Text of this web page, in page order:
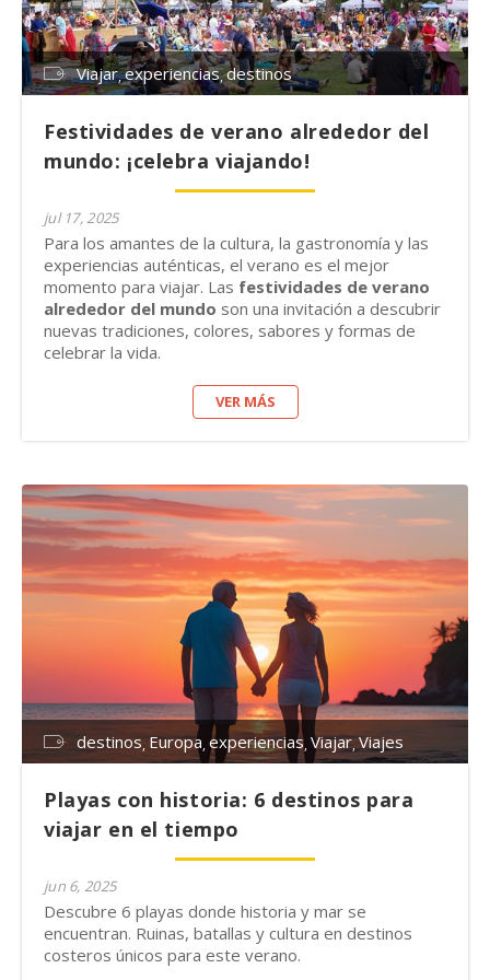
Viajar experiencias destinos
Festividades de verano alrededor del
mundo: ¡celebra viajando!
jul 17, 2025
Para los amantes de la cultura, la gastronomía y las
experiencias auténticas, el verano es el mejor
momento para viajar. Las festividades de verano
alrededor del mundo son una invitación a descubrir
nuevas tradiciones, colores, sabores y formas de
celebrar la vida.
VER MÁS
destinos Europa experiencias Viajar Viajes
Playas con historia: 6 destinos para
viajar en el tiempo
jun 6, 2025
Descubre 6 playas donde historia y mar se
encuentran. Ruinas, batallas y cultura en destinos
costeros únicos para este verano.